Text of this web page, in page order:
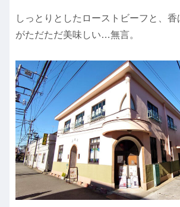
しっとりとしたローストビーフと、香
がただただ美味しい…無言。